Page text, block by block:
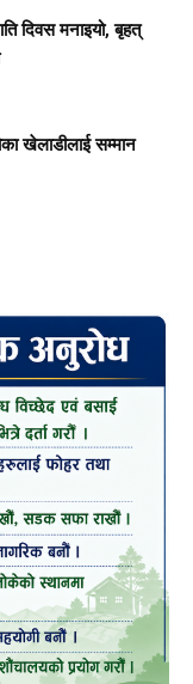
दिवस मनाइयो, बृहत्
खेलाडीलाई सम्मान